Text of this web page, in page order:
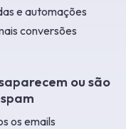
e automações
conversões
ou são
os emails